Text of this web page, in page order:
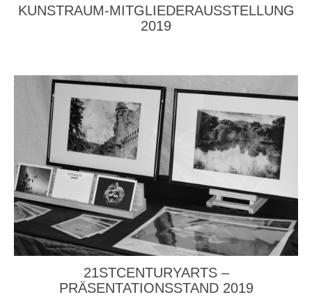
KUNSTRAUM-MITGLIEDERAUSSTELLUNG
2019
21STCENTURYARTS –
PRÄSENTATIONSSTAND 2019